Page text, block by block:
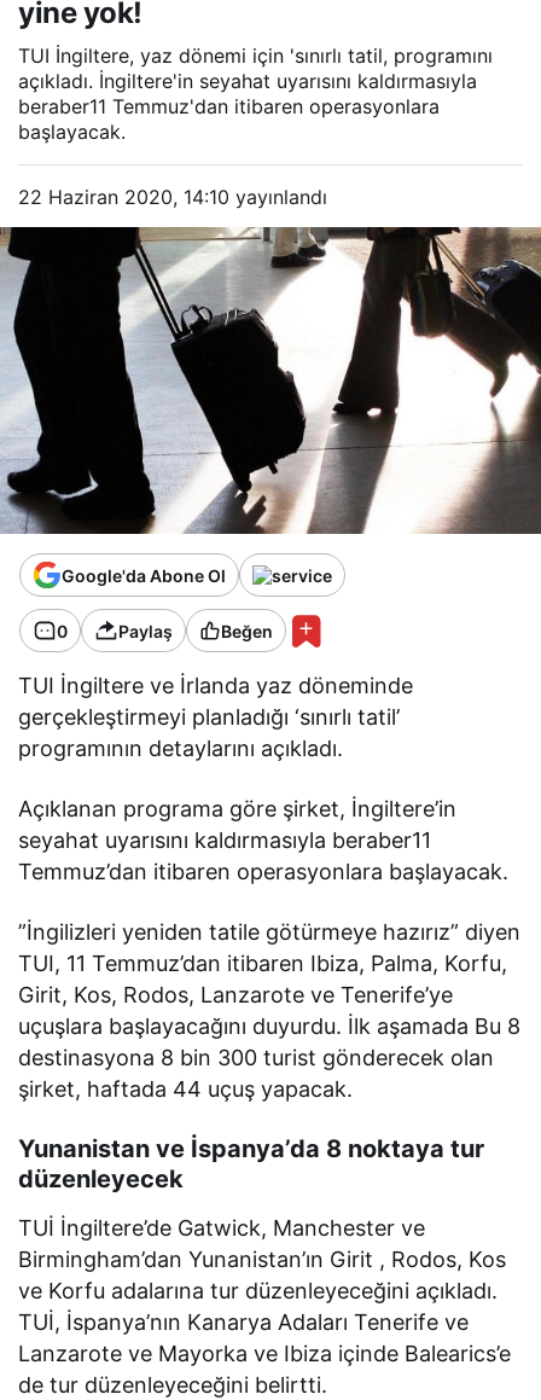
yine yok!
TUI İngiltere, yaz dönemi için 'sınırlı tatil, programını
açıkladı. İngiltere'in seyahat uyarısını kaldırmasıyla
beraber11 Temmuz'dan itibaren operasyonlara
başlayacak.
22 Haziran 2020, 14:10 yayınlandı
Google'da Abone Ol
0 Paylaş Beğen
TUI İngiltere ve İrlanda yaz döneminde
gerçekleştirmeyi planladığı ‘sınırlı tatil’
programının detaylarını açıkladı.
Açıklanan programa göre şirket, İngiltere’in
seyahat uyarısını kaldırmasıyla beraber11
Temmuz’dan itibaren operasyonlara başlayacak.
”İngilizleri yeniden tatile götürmeye hazırız” diyen
TUI, 11 Temmuz’dan itibaren Ibiza, Palma, Korfu,
Girit, Kos, Rodos, Lanzarote ve Tenerife’ye
uçuşlara başlayacağını duyurdu. İlk aşamada Bu 8
destinasyona 8 bin 300 turist gönderecek olan
şirket, haftada 44 uçuş yapacak.
Yunanistan ve İspanya’da 8 noktaya tur
düzenleyecek
TUİ İngiltere’de Gatwick, Manchester ve
Birmingham’dan Yunanistan’ın Girit , Rodos, Kos
ve Korfu adalarına tur düzenleyeceğini açıkladı.
TUİ, İspanya’nın Kanarya Adaları Tenerife ve
Lanzarote ve Mayorka ve Ibiza içinde Balearics’e
de tur düzenleyeceğini belirtti.